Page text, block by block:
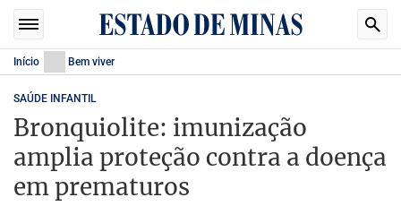
Início Bem viver
SAÚDE INFANTIL
Bronquiolite: imunização
amplia proteção contra a doença
em prematuros